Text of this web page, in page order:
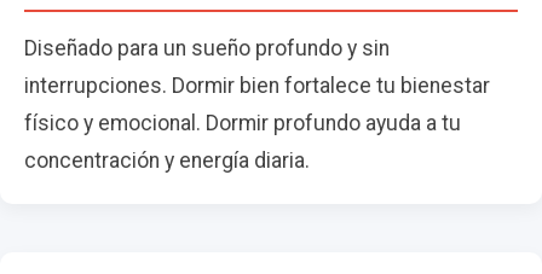
Diseñado para un sueño profundo y sin
interrupciones. Dormir bien fortalece tu bienestar
físico y emocional. Dormir profundo ayuda a tu
concentración y energía diaria.